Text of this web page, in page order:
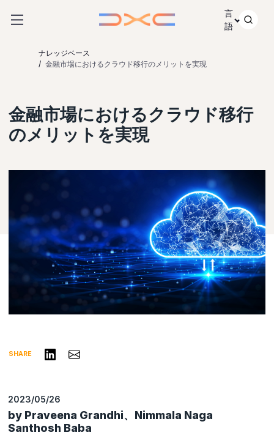
言
語
ナレッジベース
金融市場におけるクラウド移行のメリットを実現
金融市場におけるクラウド移行
のメリットを実現
SHARE リンクトインで共有する
Share via Email
2023/05/26
by Praveena Grandhi、Nimmala Naga
Santhosh Baba